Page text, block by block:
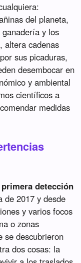
del planeta,
y los
altera cadenas
sus picaduras,
desembocar en
y ambiental
científicos a
medidas
primera detección
de 2017 y desde
y varios focos
o zonas
se descubrieron
dos cosas: la